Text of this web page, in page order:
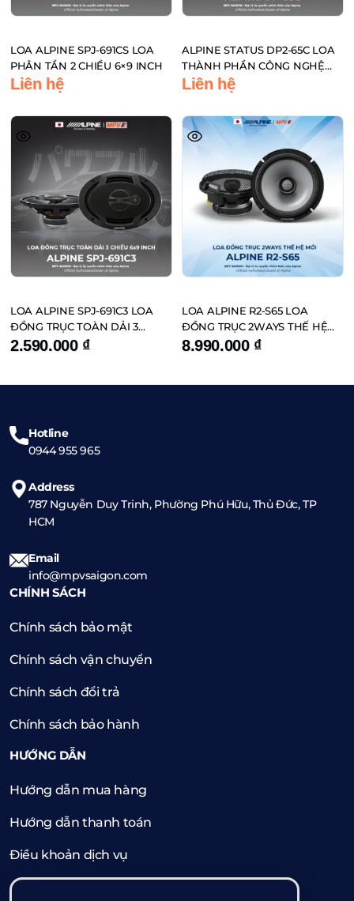
LOA ALPINE SPJ-691CS LOA
PHÂN TẦN 2 CHIỀU 6×9 INCH
Liên hệ
ALPINE STATUS DP2-65C LOA
THÀNH PHẦN CÔNG NGHỆ
HYBRID FIBER ĐẾN TỪ NHẬT
Liên hệ
LOA ALPINE SPJ-691C3 LOA
ĐỒNG TRỤC TOÀN DẢI 3
CHIỀU 6×9 INCH
2.590.000 ₫
LOA ALPINE R2-S65 LOA
ĐỒNG TRỤC 2WAYS THẾ HỆ
MỚI
8.990.000 ₫
Hotline
0944 955 965
Address
787 Nguyễn Duy Trinh, Phường Phú Hữu, Thủ Đức, TP
HCM
Email
info@mpvsaigon.com
CHÍNH SÁCH
Chính sách bảo mật
Chính sách vận chuyển
Chính sách đổi trả
Chính sách bảo hành
HƯỚNG DẪN
Hướng dẫn mua hàng
Hướng dẫn thanh toán
Điều khoản dịch vụ